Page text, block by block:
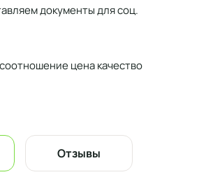
документы для соц.
цена качество
Отзывы